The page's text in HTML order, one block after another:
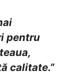
pentru
calitate.”